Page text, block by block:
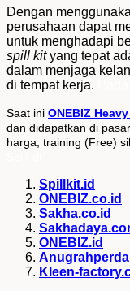
Dengan
perusahaan dapat
untuk menghadapi
spill kityang tepat
dalam menjaga
di tempat kerja.
Saat ini ONEBIZ
dan didapatkan di
harga, training (Free)
Spillkit.id
ONEBIZ.co.id
Sakha.co.id
ONEBIZ.id
Kleen-